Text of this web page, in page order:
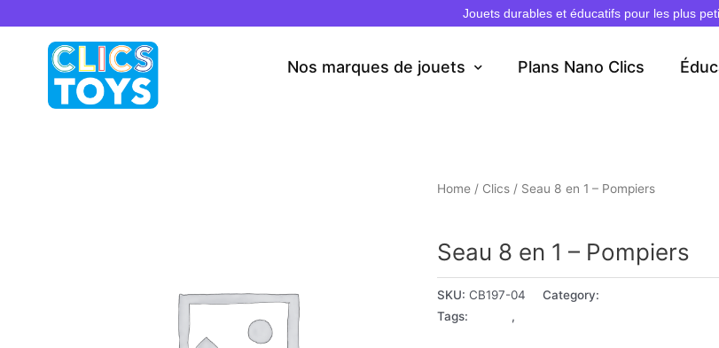
to
Jouets durables et éducatifs pour les plus
Nos marques de jouets Plans Nano Clics
Home/ Clics/ Seau 8 en 1 – Pompiers
Seau 8 en 1 – Pompiers
SKU: CB197-04 Category:
Tags:
,